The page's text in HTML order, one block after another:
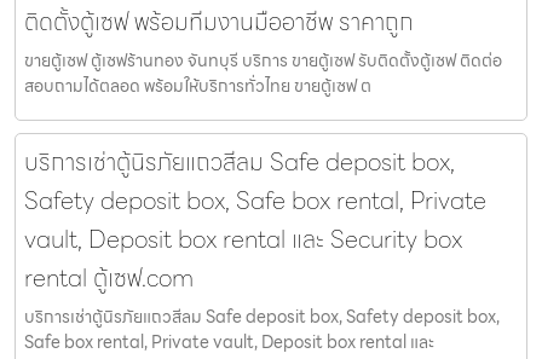
ติดตั้งตู้เซฟ พร้อมทีมงานมืออาชีพ ราคาถูก
ขายตู้เซฟ ตู้เซฟร้านทอง จันทบุรี บริการ ขายตู้เซฟ รับติดตั้งตู้เซฟ ติดต่อ
สอบถามได้ตลอด พร้อมให้บริการทั่วไทย ขายตู้เซฟ ต
บริการเช่าตู้นิรภัยแถวสีลม Safe deposit box,
Safety deposit box, Safe box rental, Private
vault, Deposit box rental และ Security box
rental ตู้เซฟ.com
บริการเช่าตู้นิรภัยแถวสีลม Safe deposit box, Safety deposit box,
Safe box rental, Private vault, Deposit box rental และ